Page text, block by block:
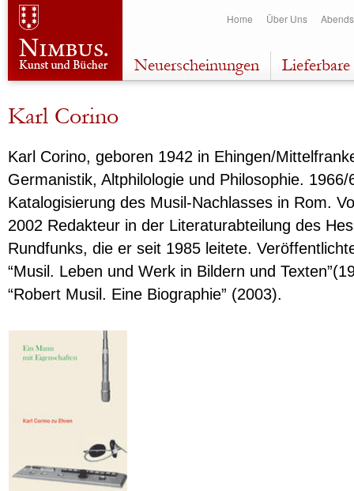
Home Über Uns
Neuerscheinungen
Karl Corino
Karl Corino, geboren 1942 in Ehingen/
Germanistik, Altphilologie und Philosophie. 1966/
Katalogisierung des Musil-Nachlasses in Rom.
2002 Redakteur in der Literaturabteilung des
Rundfunks, die er seit 1985 leitete.
“Musil. Leben und Werk in Bildern und
“Robert Musil. Eine Biographie” (2003).